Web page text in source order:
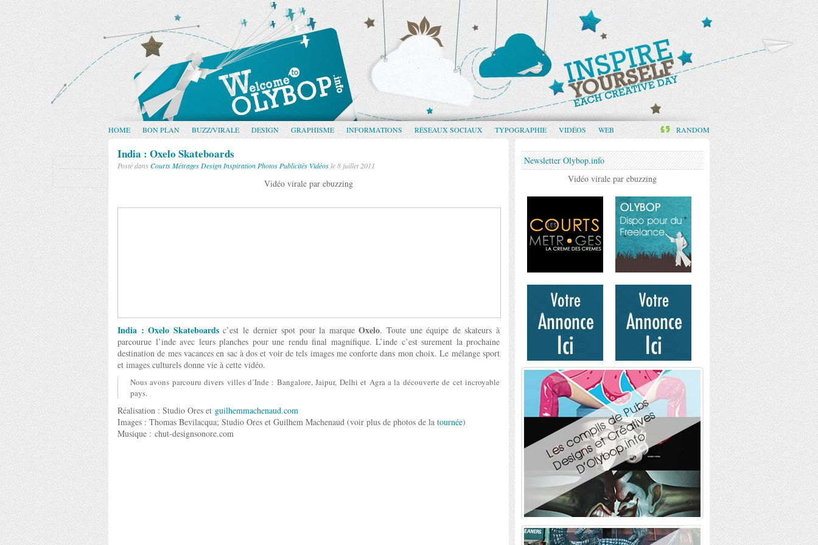
HOME BON PLAN BUZZ/VIRALE DESIGN GRAPHISME INFORMATIONS RÉSEAUX SOCIAUX TYPOGRAPHIE VIDÉOS WEB RANDOM
India : Oxelo Skateboards
Posté dansCourts Métrages Design Inspiration Photos Publicités Vidéosle 8 juillet 2011
Vidéo virale par ebuzzing
India : Oxelo Skateboardsc’est le dernier spot pour la marqueOxelo. Toute une équipe de skateurs à
parcourue l’inde avec leurs planches pour une rendu final magnifique. L’inde c’est surement la prochaine
destination de mes vacances en sac à dos et voir de tels images me conforte dans mon choix. Le mélange sport
et images culturels donne vie à cette vidéo.
Nous avons parcouru divers villes d’Inde : Bangalore, Jaipur, Delhi et Agra a la découverte de cet incroyable
pays.
Réalisation : Studio Ores et guilhemmachenaud.com
Images : Thomas Bevilacqua; Studio Ores et Guilhem Machenaud (voir plus de photos de la tournée)
Musique : chut-designsonore.com
Newsletter Olybop.info
Vidéo virale par ebuzzing